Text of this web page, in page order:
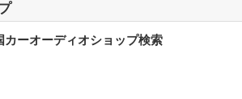
カーオーディオショップ検索